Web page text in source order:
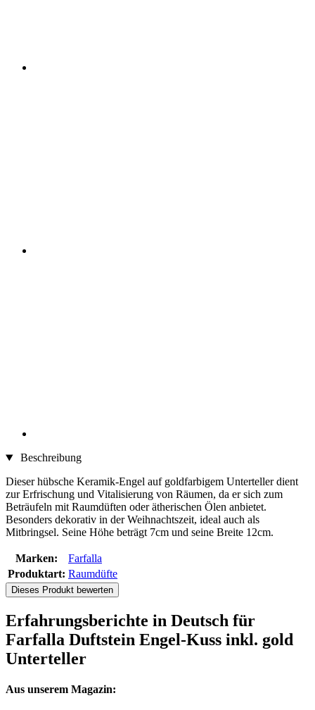
Beschreibung
Dieser hübsche Keramik-Engel auf goldfarbigem Unterteller dient
zur Erfrischung und Vitalisierung von Räumen, da er sich zum
Beträufeln mit Raumdüften oder ätherischen Ölen anbietet.
Besonders dekorativ in der Weihnachtszeit, ideal auch als
Mitbringsel. Seine Höhe beträgt 7cm und seine Breite 12cm.
Marken:
Farfalla
Produktart: Raumdüfte
Dieses Produkt bewerten
Erfahrungsberichte in Deutsch für
Farfalla Duftstein Engel-Kuss inkl. gold
Unterteller
Aus unserem Magazin: